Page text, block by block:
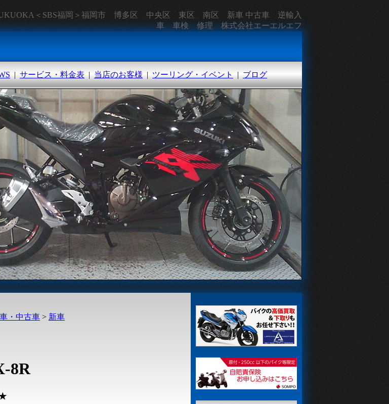
＜SBS福岡＞福岡市 博多区 中央区 東区 南区 新車 中古車 逆輸入
車 車検 修理 株式会社エーエルエフ
| サービス・料金表 | 当店のお客様 | ツーリング・イベント | ブログ
・中古車 > 新車
8R
★